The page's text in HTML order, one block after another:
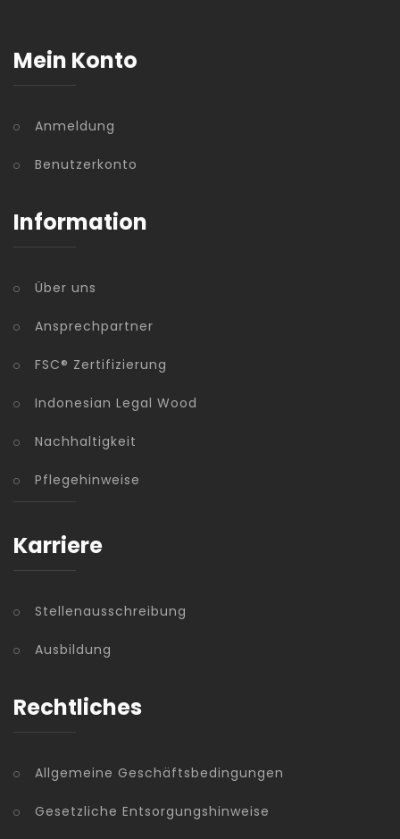
Mein Konto
Anmeldung
Benutzerkonto
Information
Über uns
Ansprechpartner
FSC® Zertifizierung
Indonesian Legal Wood
Nachhaltigkeit
Pflegehinweise
Karriere
Stellenausschreibung
Ausbildung
Rechtliches
Allgemeine Geschäftsbedingungen
Gesetzliche Entsorgungshinweise